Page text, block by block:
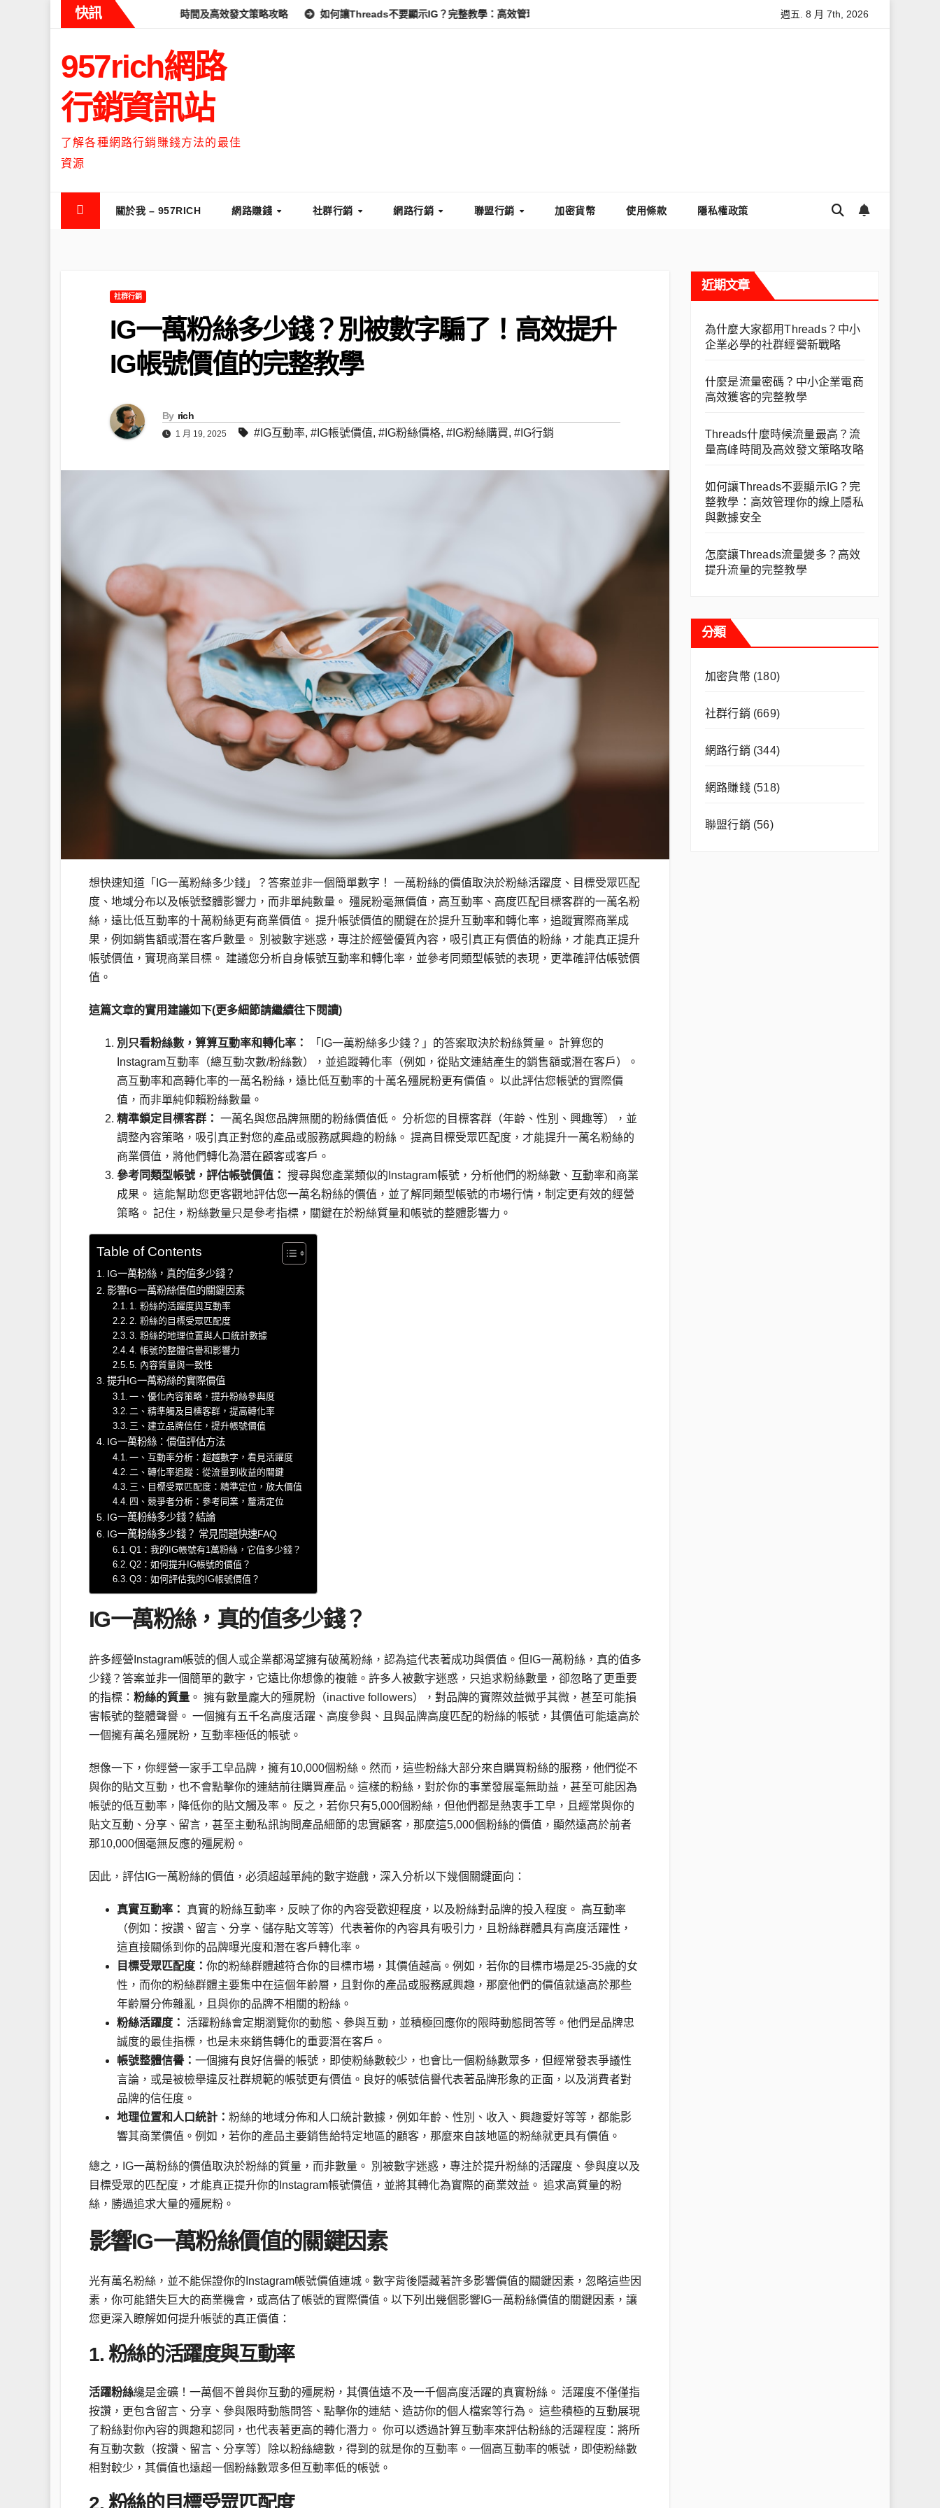
快訊
什麼時候流量最高？流量高峰時間及高效發文策略攻略 如何讓Threads不要顯示IG？完整教學：高效管理你的線上隱私與數據安全 怎麼讓Threads流量變多？高效提升流量的完整教學
週五. 8 月 7th, 2026
957rich網路
行銷資訊站
了解各種網路行銷賺錢方法的最佳
資源
關於我 – 957RICH 網路賺錢 社群行銷 網路行銷 聯盟行銷 加密貨幣 使用條款 隱私權政策
社群行銷
IG一萬粉絲多少錢？別被數字騙了！高效提升
IG帳號價值的完整教學
By rich
1 月 19, 2025 #IG互動率, #IG帳號價值, #IG粉絲價格, #IG粉絲購買, #IG行銷
想快速知道「IG一萬粉絲多少錢」？答案並非一個簡單數字！ 一萬粉絲的價值取決於粉絲活躍度、目標受眾匹配
度、地域分布以及帳號整體影響力，而非單純數量。 殭屍粉毫無價值，高互動率、高度匹配目標客群的一萬名粉
絲，遠比低互動率的十萬粉絲更有商業價值。 提升帳號價值的關鍵在於提升互動率和轉化率，追蹤實際商業成
果，例如銷售額或潛在客戶數量。 別被數字迷惑，專注於經營優質內容，吸引真正有價值的粉絲，才能真正提升
帳號價值，實現商業目標。 建議您分析自身帳號互動率和轉化率，並參考同類型帳號的表現，更準確評估帳號價
值。
這篇文章的實用建議如下(更多細節請繼續往下閱讀)
別只看粉絲數，算算互動率和轉化率：
「IG一萬粉絲多少錢？」的答案取決於粉絲質量。 計算您的
Instagram互動率（總互動次數/粉絲數），並追蹤轉化率（例如，從貼文連結產生的銷售額或潛在客戶）。
高互動率和高轉化率的一萬名粉絲，遠比低互動率的十萬名殭屍粉更有價值。 以此評估您帳號的實際價
值，而非單純仰賴粉絲數量。
精準鎖定目標客群： 一萬名與您品牌無關的粉絲價值低。 分析您的目標客群（年齡、性別、興趣等），並
調整內容策略，吸引真正對您的產品或服務感興趣的粉絲。 提高目標受眾匹配度，才能提升一萬名粉絲的
商業價值，將他們轉化為潛在顧客或客戶。
參考同類型帳號，評估帳號價值： 搜尋與您產業類似的Instagram帳號，分析他們的粉絲數、互動率和商業
成果。 這能幫助您更客觀地評估您一萬名粉絲的價值，並了解同類型帳號的市場行情，制定更有效的經營
策略。 記住，粉絲數量只是參考指標，關鍵在於粉絲質量和帳號的整體影響力。
Table of Contents
IG一萬粉絲，真的值多少錢？
影響IG一萬粉絲價值的關鍵因素
1. 粉絲的活躍度與互動率
2. 粉絲的目標受眾匹配度
3. 粉絲的地理位置與人口統計數據
4. 帳號的整體信譽和影響力
5. 內容質量與一致性
提升IG一萬粉絲的實際價值
一、優化內容策略，提升粉絲參與度
二、精準觸及目標客群，提高轉化率
三、建立品牌信任，提升帳號價值
IG一萬粉絲：價值評估方法
一、互動率分析：超越數字，看見活躍度
二、轉化率追蹤：從流量到收益的關鍵
三、目標受眾匹配度：精準定位，放大價值
四、競爭者分析：參考同業，釐清定位
IG一萬粉絲多少錢？結論
IG一萬粉絲多少錢？ 常見問題快速FAQ
Q1：我的IG帳號有1萬粉絲，它值多少錢？
Q2：如何提升IG帳號的價值？
Q3：如何評估我的IG帳號價值？
IG一萬粉絲，真的值多少錢？
許多經營Instagram帳號的個人或企業都渴望擁有破萬粉絲，認為這代表著成功與價值。但IG一萬粉絲，真的值多
少錢？答案並非一個簡單的數字，它遠比你想像的複雜。許多人被數字迷惑，只追求粉絲數量，卻忽略了更重要
的指標： 粉絲的質量 。 擁有數量龐大的殭屍粉（inactive followers），對品牌的實際效益微乎其微，甚至可能損
害帳號的整體聲譽。 一個擁有五千名高度活躍、高度參與、且與品牌高度匹配的粉絲的帳號，其價值可能遠高於
一個擁有萬名殭屍粉，互動率極低的帳號。
想像一下，你經營一家手工皁品牌，擁有10,000個粉絲。然而，這些粉絲大部分來自購買粉絲的服務，他們從不
與你的貼文互動，也不會點擊你的連結前往購買產品。這樣的粉絲，對於你的事業發展毫無助益，甚至可能因為
帳號的低互動率，降低你的貼文觸及率。 反之，若你只有5,000個粉絲，但他們都是熱衷手工皁，且經常與你的
貼文互動、分享、留言，甚至主動私訊詢問產品細節的忠實顧客，那麼這5,000個粉絲的價值，顯然遠高於前者
那10,000個毫無反應的殭屍粉。
因此，評估IG一萬粉絲的價值，必須超越單純的數字遊戲，深入分析以下幾個關鍵面向：
真實互動率：
真實的粉絲互動率，反映了你的內容受歡迎程度，以及粉絲對品牌的投入程度。 高互動率
（例如：按讚、留言、分享、儲存貼文等等）代表著你的內容具有吸引力，且粉絲群體具有高度活躍性，
這直接關係到你的品牌曝光度和潛在客戶轉化率。
目標受眾匹配度： 你的粉絲群體越符合你的目標市場，其價值越高。例如，若你的目標市場是25-35歲的女
性，而你的粉絲群體主要集中在這個年齡層，且對你的產品或服務感興趣，那麼他們的價值就遠高於那些
年齡層分佈雜亂，且與你的品牌不相關的粉絲。
粉絲活躍度：
活躍粉絲會定期瀏覽你的動態、參與互動，並積極回應你的限時動態問答等。他們是品牌忠
誠度的最佳指標，也是未來銷售轉化的重要潛在客戶。
帳號整體信譽： 一個擁有良好信譽的帳號，即使粉絲數較少，也會比一個粉絲數眾多，但經常發表爭議性
言論，或是被檢舉違反社群規範的帳號更有價值。良好的帳號信譽代表著品牌形象的正面，以及消費者對
品牌的信任度。
地理位置和人口統計： 粉絲的地域分佈和人口統計數據，例如年齡、性別、收入、興趣愛好等等，都能影
響其商業價值。例如，若你的產品主要銷售給特定地區的顧客，那麼來自該地區的粉絲就更具有價值。
總之，IG一萬粉絲的價值取決於粉絲的質量，而非數量。 別被數字迷惑，專注於提升粉絲的活躍度、參與度以及
目標受眾的匹配度，才能真正提升你的Instagram帳號價值，並將其轉化為實際的商業效益。 追求高質量的粉
絲，勝過追求大量的殭屍粉。
影響IG一萬粉絲價值的關鍵因素
光有萬名粉絲，並不能保證你的Instagram帳號價值連城。數字背後隱藏著許多影響價值的關鍵因素，忽略這些因
素，你可能錯失巨大的商業機會，或高估了帳號的實際價值。以下列出幾個影響IG一萬粉絲價值的關鍵因素，讓
您更深入瞭解如何提升帳號的真正價值：
1. 粉絲的活躍度與互動率
活躍粉絲纔是金礦！一萬個不曾與你互動的殭屍粉，其價值遠不及一千個高度活躍的真實粉絲。 活躍度不僅僅指
按讚，更包含留言、分享、參與限時動態問答、點擊你的連結、造訪你的個人檔案等行為。 這些積極的互動展現
了粉絲對你內容的興趣和認同，也代表著更高的轉化潛力。 你可以透過計算互動率來評估粉絲的活躍程度：將所
有互動次數（按讚、留言、分享等）除以粉絲總數，得到的就是你的互動率。一個高互動率的帳號，即使粉絲數
相對較少，其價值也遠超一個粉絲數眾多但互動率低的帳號。
近期文章
為什麼大家都用Threads？中小
企業必學的社群經營新戰略
什麼是流量密碼？中小企業電商
高效獲客的完整教學
Threads什麼時候流量最高？流
量高峰時間及高效發文策略攻略
如何讓Threads不要顯示IG？完
整教學：高效管理你的線上隱私
與數據安全
怎麼讓Threads流量變多？高效
提升流量的完整教學
分類
加密貨幣(180)
社群行銷 (669)
網路行銷 (344)
網路賺錢(518)
聯盟行銷 (56)